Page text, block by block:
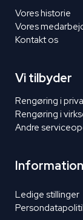
Vores historie
Vores
Kontakt os
Vi tilbyder
Rengøring i
Rengøring i
Andre
Information
Ledige stillinger